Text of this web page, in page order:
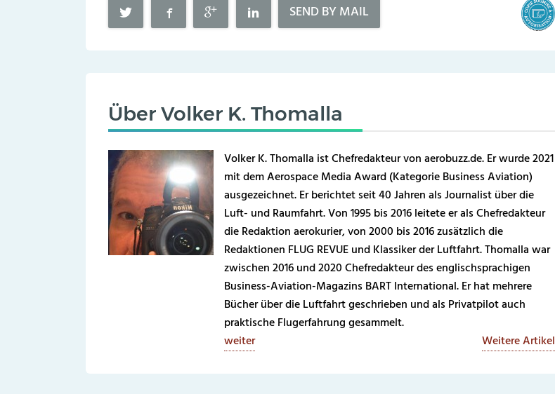
SEND BY MAIL
Über Volker K. Thomalla
Volker K. Thomalla ist Chefredakteur von aerobuzz.de. Er wurde 2021
mit dem Aerospace Media Award (Kategorie Business Aviation)
ausgezeichnet. Er berichtet seit 40 Jahren als Journalist über die
Luft- und Raumfahrt. Von 1995 bis 2016 leitete er als Chefredakteur
die Redaktion aerokurier, von 2000 bis 2016 zusätzlich die
Redaktionen FLUG REVUE und Klassiker der Luftfahrt. Thomalla war
zwischen 2016 und 2020 Chefredakteur des englischsprachigen
Business-Aviation-Magazins BART International. Er hat mehrere
Bücher über die Luftfahrt geschrieben und als Privatpilot auch
praktische Flugerfahrung gesammelt.
weiter
Weitere Artikel